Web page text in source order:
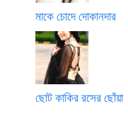
মাকে চোদে দোকানদার
ছোট কাকির রসের ছোঁয়া